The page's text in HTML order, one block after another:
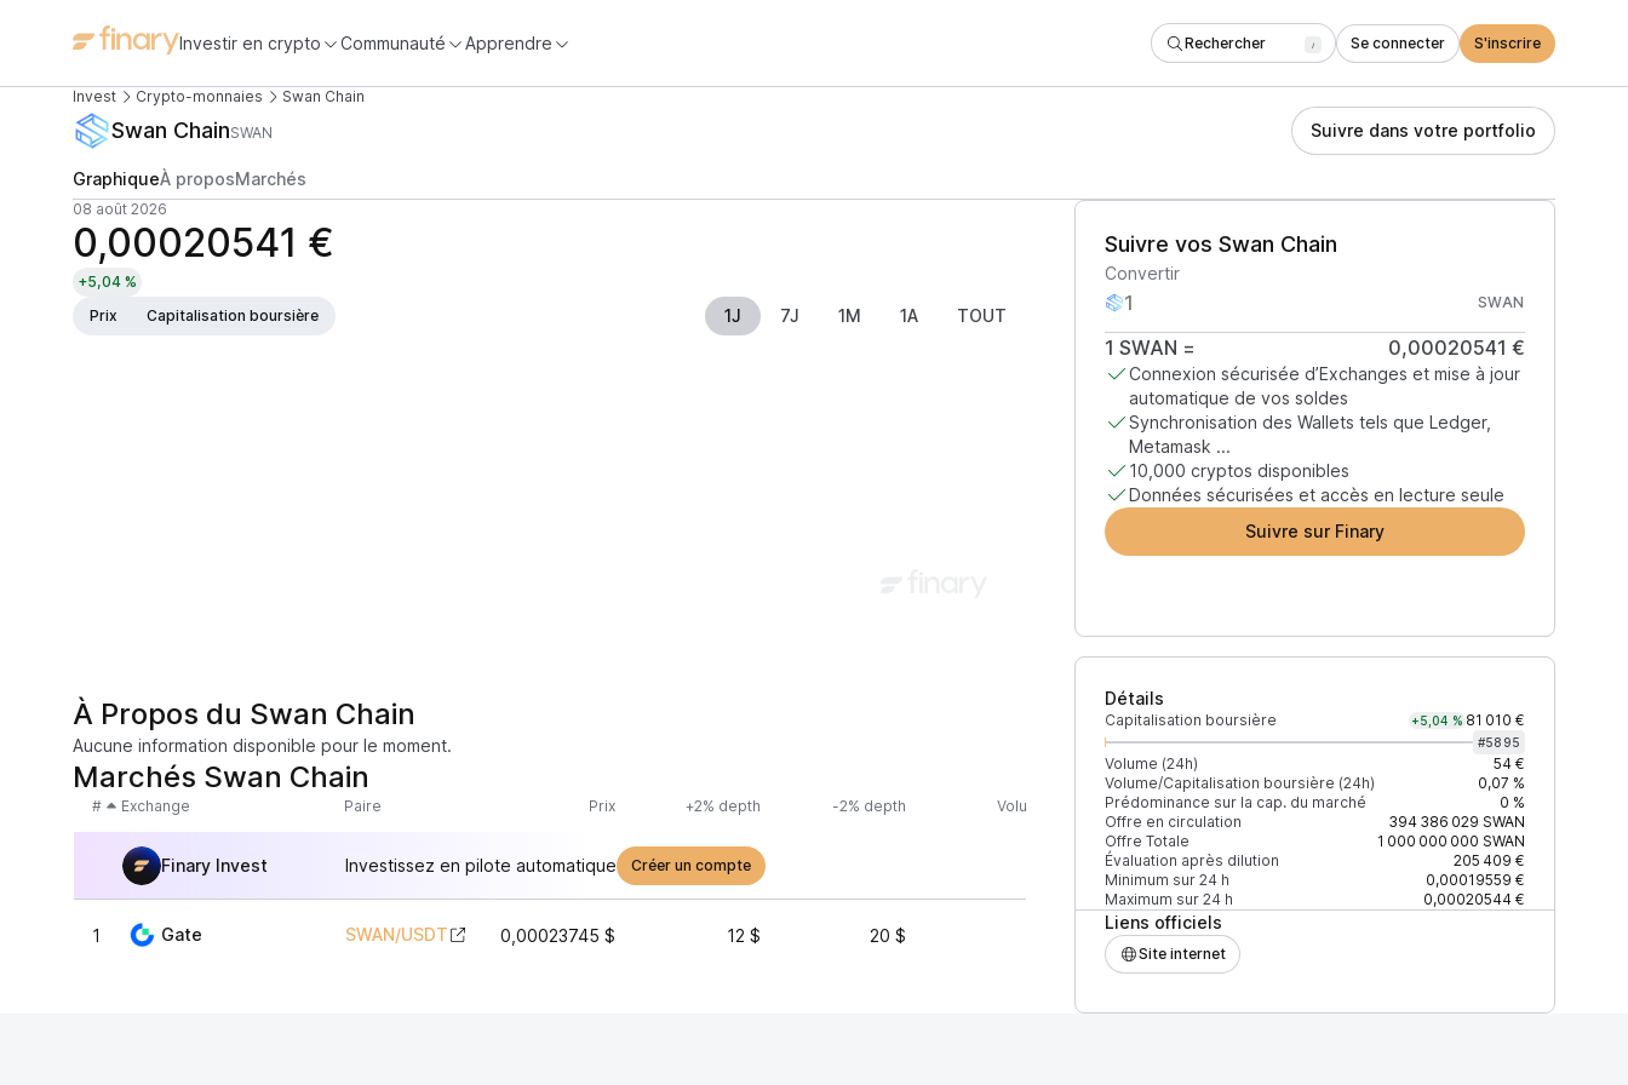
Investir en crypto Communauté Apprendre Rechercher / Se connecter S'inscrire
Invest Crypto-monnaies Swan Chain
Swan ChainSWAN Suivre dans votre portfolio
GraphiqueÀ proposMarchés
08 août 2026
0,00020541 €
+5,04 %
Prix
Capitalisation boursière 1J 7J 1M 1A TOUT
Suivre vos Swan Chain
Convertir
SWAN
1 SWAN = 0,00020541 €
Connexion sécurisée d’Exchanges et mise à jour
automatique de vos soldes
Synchronisation des Wallets tels que Ledger,
Metamask ...
10,000 cryptos disponibles
Données sécurisées et accès en lecture seule
Suivre sur Finary
Détails
Capitalisation boursière +5,04 % 81 010 €
#5895
Volume (24h)
54 €
Volume/Capitalisation boursière (24h)
0,07 %
Prédominance sur la cap. du marché
0 %
Offre en circulation
394 386 029 SWAN
Offre Totale
1 000 000 000 SWAN
Évaluation après dilution
205 409 €
Minimum sur 24 h
0,00019559 €
Maximum sur 24 h
0,00020544 €
Liens officiels
Site internet
À Propos du Swan Chain
Aucune information disponible pour le moment.
Marchés Swan Chain
# Exchange Paire Prix +2% depth -2% depth Volume (24h) % du volume Confiance Mis à jour
Finary Invest Investissez en pilote automatique Créer un compte
1 Gate SWAN/USDT 0,00023745 $ 12 $ 20 $ 100 %